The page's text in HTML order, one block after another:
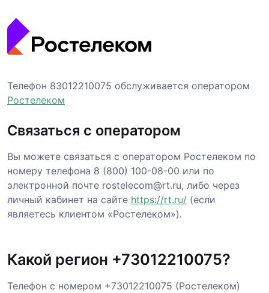
Телефон 83012210075 обслуживается оператором
Ростелеком
Связаться с оператором
Вы можете связаться с оператором Ростелеком по
номеру телефона 8 (800) 100-08-00 или по
электронной почте rostelecom@rt.ru, либо через
личный кабинет на сайте https://rt.ru/ (если
являетесь клиентом «Ростелеком»).
Какой регион +73012210075?
Телефон с номером +73012210075 (Ростелеком)